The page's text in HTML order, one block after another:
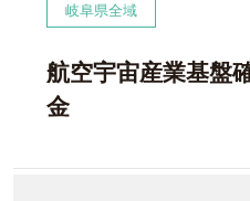
岐阜県全域
航空宇宙産業基盤
金